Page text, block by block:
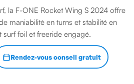
la F-ONE Rocket Wing S 2024 offre
maniabilité en turns et stabilité en
foil et freeride engagé.
Rendez-vous conseil gratuit